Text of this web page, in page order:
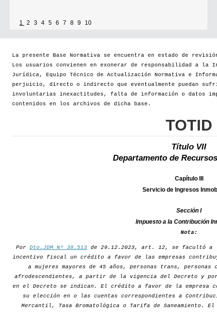
1 2 3 4 5 6 7 8 9 10
La presente Base Normativa se encuentra en estado de
Los usuarios convienen en exonerar de responsabilidad a la
Jurídica, Equipo Técnico de Actualización Normativa e
perjuicio, directo o indirecto que eventualmente puedan
involuntarias inexactitudes, falta de información o datos
contenidos en los archivos de dicha base.
TOTID
Título VII
Departamento de
Capítulo III
Servicio de Ingresos
Sección I
Impuesto a la Contribución
Nota:
Por Dto.JDM Nº 38.513 de 29.12.2023, art. 12, se facultó a
incentivo fiscal un crédito a favor de las empresas
a mujeres mayores de 45 años, personas trans,
afrodescendientes, a partir de la vigencia del Decreto y
en el Decreto se indican. El crédito a favor de la empresa
su elección en o las cuentas correspondientes a
Mercantil, Tasa Bromatológica o Tarifa de Saneamiento.